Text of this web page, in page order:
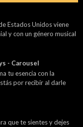
Estados Unidos viene
y con un género musical
- Carousel
tu esencia con la
por recibir al darle
que te sientes y dejes